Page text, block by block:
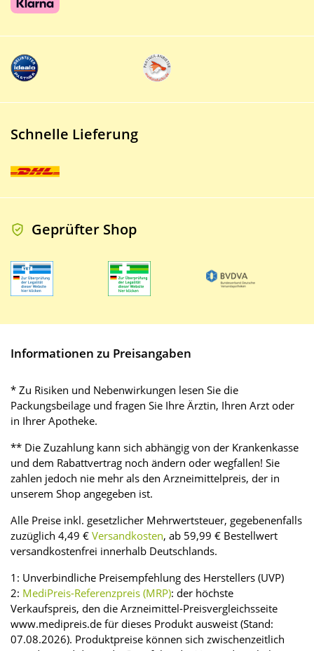
Schnelle Lieferung
Geprüfter Shop
Informationen zu Preisangaben
* Zu Risiken und Nebenwirkungen lesen Sie die
Packungsbeilage und fragen Sie Ihre Ärztin, Ihren Arzt oder
in Ihrer Apotheke.
** Die Zuzahlung kann sich abhängig von der Krankenkasse
und dem Rabattvertrag noch ändern oder wegfallen! Sie
zahlen jedoch nie mehr als den Arzneimittelpreis, der in
unserem Shop angegeben ist.
Alle Preise inkl. gesetzlicher Mehrwertsteuer, gegebenenfalls
zuzüglich 4,49 € Versandkosten, ab 59,99 € Bestellwert
versandkostenfrei innerhalb Deutschlands.
1: Unverbindliche Preisempfehlung des Herstellers (UVP)
2: MediPreis-Referenzpreis (MRP): der höchste
Verkaufspreis, den die Arzneimittel-Preisvergleichsseite
www.medipreis.de für dieses Produkt ausweist (Stand:
07.08.2026). Produktpreise können sich zwischenzeitlich